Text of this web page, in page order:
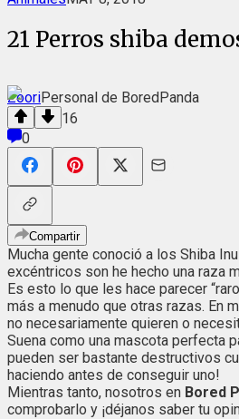
21 Perros shiba
ZooriPersonal de BoredPanda
16
0
Compartir
Mucha gente conoció a los Shiba
excéntricos son he hecho una raza
Es esto lo que les hace parecer
más a menudo que otras razas. En
no necesariamente quieren o
Suena como una mascota perfecta
pueden ser bastante destructivos
haciendo antes de conseguir uno!
Mientras tanto, nosotros en Bored
comprobarlo y ¡déjanos saber tu